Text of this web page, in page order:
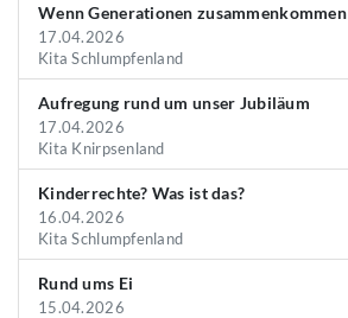
Wenn Generationen zusammenkommen
17.04.2026
Kita Schlumpfenland
Aufregung rund um unser Jubiläum
17.04.2026
Kita Knirpsenland
Kinderrechte? Was ist das?
16.04.2026
Kita Schlumpfenland
Rund ums Ei
15.04.2026